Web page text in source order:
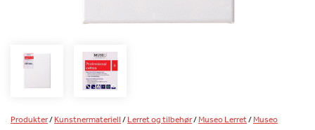
Produkter/Kunstnermateriell/Lerret og tilbehør/Museo Lerret/Museo